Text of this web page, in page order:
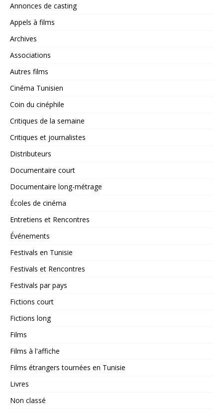
Annonces de casting
Appels à films
Archives
Associations
Autres films
Cinéma Tunisien
Coin du cinéphile
Critiques de la semaine
Critiques et journalistes
Distributeurs
Documentaire court
Documentaire long-métrage
Écoles de cinéma
Entretiens et Rencontres
Événements
Festivals en Tunisie
Festivals et Rencontres
Festivals par pays
Fictions court
Fictions long
Films
Films à l'affiche
Films étrangers tournées en Tunisie
Livres
Non classé